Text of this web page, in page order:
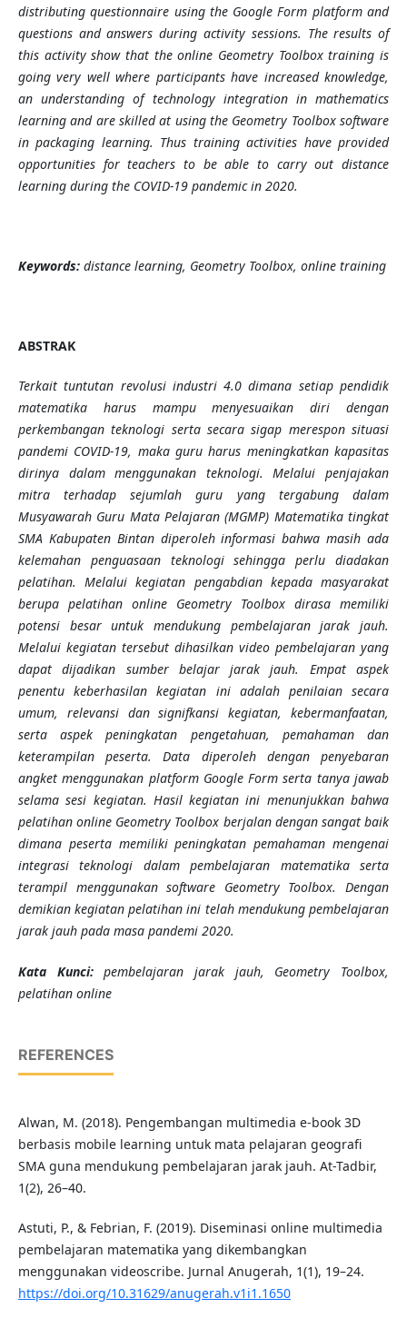
distributing questionnaire using the Google Form platform and
questions and answers during activity sessions. The results of
this activity show that the online Geometry Toolbox training is
going very well where participants have increased knowledge,
an understanding of technology integration in mathematics
learning and are skilled at using the Geometry Toolbox software
in packaging learning. Thus training activities have provided
opportunities for teachers to be able to carry out distance
learning during the COVID-19 pandemic in 2020.
Keywords: distance learning, Geometry Toolbox, online training
ABSTRAK
Terkait tuntutan revolusi industri 4.0 dimana setiap pendidik
matematika harus mampu menyesuaikan diri dengan
perkembangan teknologi serta secara sigap merespon situasi
pandemi COVID-19, maka guru harus meningkatkan kapasitas
dirinya dalam menggunakan teknologi. Melalui penjajakan
mitra terhadap sejumlah guru yang tergabung dalam
Musyawarah Guru Mata Pelajaran (MGMP) Matematika tingkat
SMA Kabupaten Bintan diperoleh informasi bahwa masih ada
kelemahan penguasaan teknologi sehingga perlu diadakan
pelatihan. Melalui kegiatan pengabdian kepada masyarakat
berupa pelatihan online Geometry Toolbox dirasa memiliki
potensi besar untuk mendukung pembelajaran jarak jauh.
Melalui kegiatan tersebut dihasilkan video pembelajaran yang
dapat dijadikan sumber belajar jarak jauh. Empat aspek
penentu keberhasilan kegiatan ini adalah penilaian secara
umum, relevansi dan signifkansi kegiatan, kebermanfaatan,
serta aspek peningkatan pengetahuan, pemahaman dan
keterampilan peserta. Data diperoleh dengan penyebaran
angket menggunakan platform Google Form serta tanya jawab
selama sesi kegiatan. Hasil kegiatan ini menunjukkan bahwa
pelatihan online Geometry Toolbox berjalan dengan sangat baik
dimana peserta memiliki peningkatan pemahaman mengenai
integrasi teknologi dalam pembelajaran matematika serta
terampil menggunakan software Geometry Toolbox. Dengan
demikian kegiatan pelatihan ini telah mendukung pembelajaran
jarak jauh pada masa pandemi 2020.
Kata Kunci:pembelajaran jarak jauh, Geometry Toolbox,
pelatihan online
REFERENCES
Alwan, M. (2018). Pengembangan multimedia e-book 3D
berbasis mobile learning untuk mata pelajaran geografi
SMA guna mendukung pembelajaran jarak jauh. At-Tadbir,
1(2), 26–40.
Astuti, P., & Febrian, F. (2019). Diseminasi online multimedia
pembelajaran matematika yang dikembangkan
menggunakan videoscribe. Jurnal Anugerah, 1(1), 19–24.
https://doi.org/10.31629/anugerah.v1i1.1650